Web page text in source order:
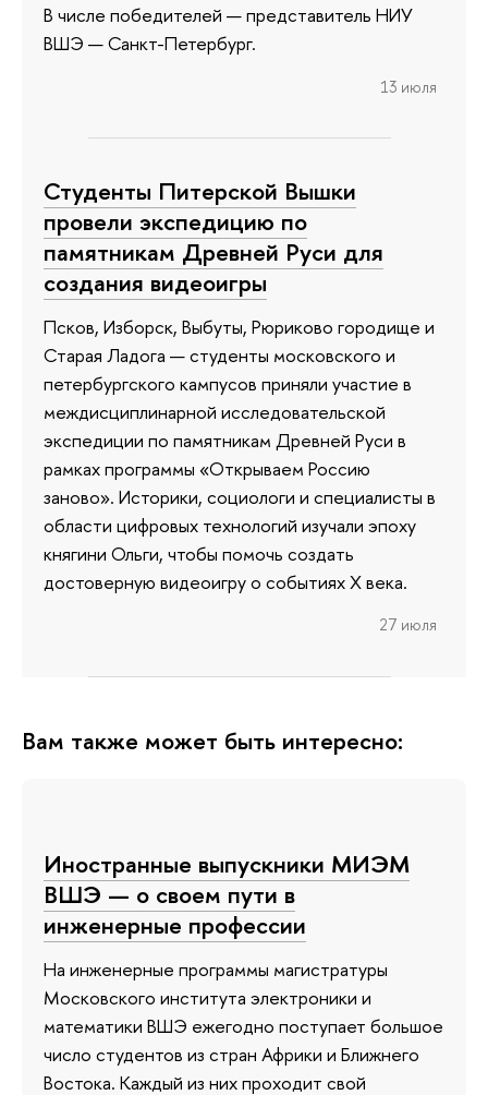
В числе победителей — представитель НИУ
ВШЭ — Санкт-Петербург.
13 июля
Студенты Питерской Вышки
провели экспедицию по
памятникам Древней Руси для
создания видеоигры
Псков, Изборск, Выбуты, Рюриково городище и
Старая Ладога — студенты московского и
петербургского кампусов приняли участие в
междисциплинарной исследовательской
экспедиции по памятникам Древней Руси в
рамках программы «Открываем Россию
заново». Историки, социологи и специалисты в
области цифровых технологий изучали эпоху
княгини Ольги, чтобы помочь создать
достоверную видеоигру о событиях X века.
27 июля
Вам также может быть интересно:
Иностранные выпускники МИЭМ
ВШЭ — о своем пути в
инженерные профессии
На инженерные программы магистратуры
Московского института электроники и
математики ВШЭ ежегодно поступает большое
число студентов из стран Африки и Ближнего
Востока. Каждый из них проходит свой